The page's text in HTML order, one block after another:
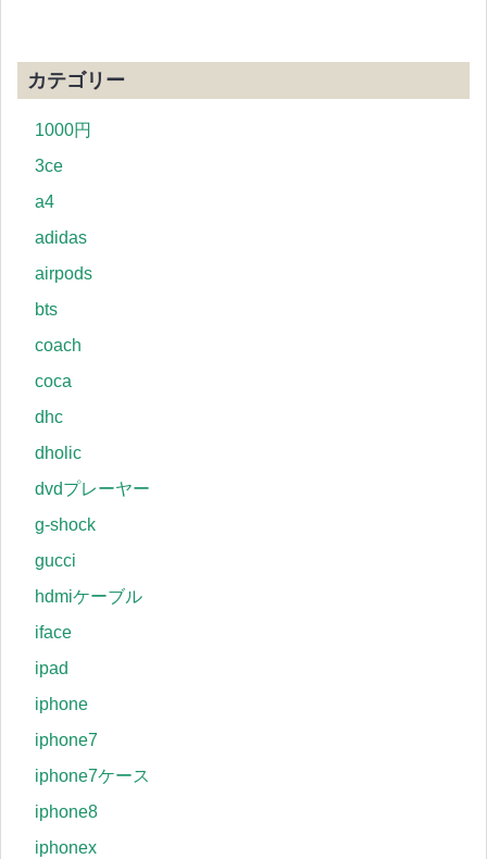
カテゴリー
1000円
3ce
a4
adidas
airpods
bts
coach
coca
dhc
dholic
dvdプレーヤー
g-shock
gucci
hdmiケーブル
iface
ipad
iphone
iphone7
iphone7ケース
iphone8
iphonex